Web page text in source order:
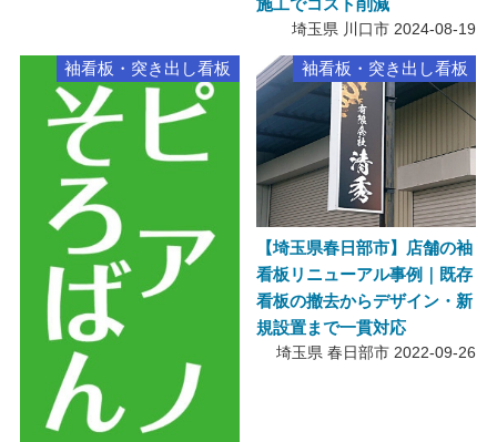
施工でコスト削減
埼玉県 川口市 2024-08-19
袖看板・突き出し看板 袖看板・突き出し看板
【埼玉県春日部市】店舗の袖
看板リニューアル事例｜既存
看板の撤去からデザイン・新
規設置まで一貫対応
埼玉県 春日部市 2022-09-26